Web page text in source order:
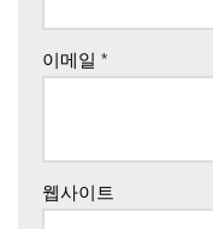
이메일 *
웹사이트